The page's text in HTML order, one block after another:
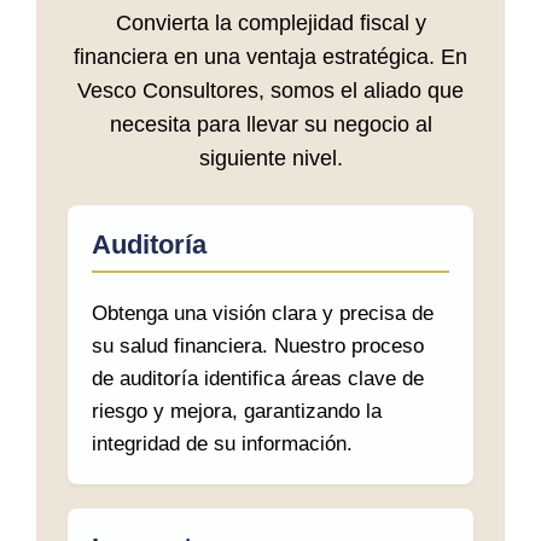
Convierta la complejidad fiscal y
financiera en una ventaja estratégica. En
Vesco Consultores, somos el aliado que
necesita para llevar su negocio al
siguiente nivel.
Auditoría
Obtenga una visión clara y precisa de
su salud financiera. Nuestro proceso
de auditoría identifica áreas clave de
riesgo y mejora, garantizando la
integridad de su información.